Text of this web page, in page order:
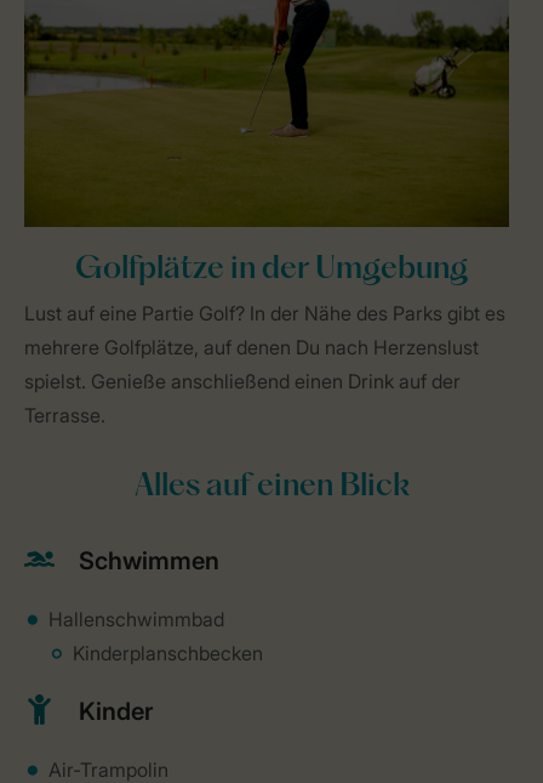
Golfplätze in der Umgebung
Lust auf eine Partie Golf? In der Nähe des Parks gibt es
mehrere Golfplätze, auf denen Du nach Herzenslust
spielst. Genieße anschließend einen Drink auf der
Terrasse.
Alles auf einen Blick
Schwimmen
Hallenschwimmbad
Kinderplanschbecken
Kinder
Air-Trampolin